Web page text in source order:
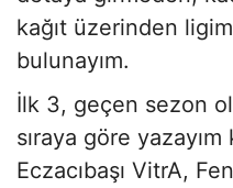
kağıt üzerinden
bulunayım.
İlk 3, geçen sezon
sıraya göre yazayım
Eczacıbaşı VitrA,